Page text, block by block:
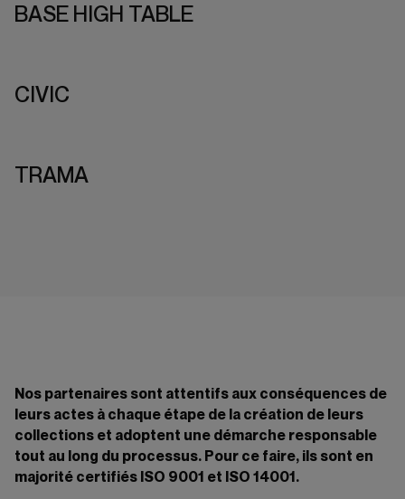
BASE HIGH TABLE
CIVIC
TRAMA
Nos partenaires sont attentifs aux conséquences de
leurs actes à chaque étape de la création de leurs
collections et adoptent une démarche responsable
tout au long du processus. Pour ce faire, ils sont en
majorité certifiés ISO 9001 et ISO 14001.